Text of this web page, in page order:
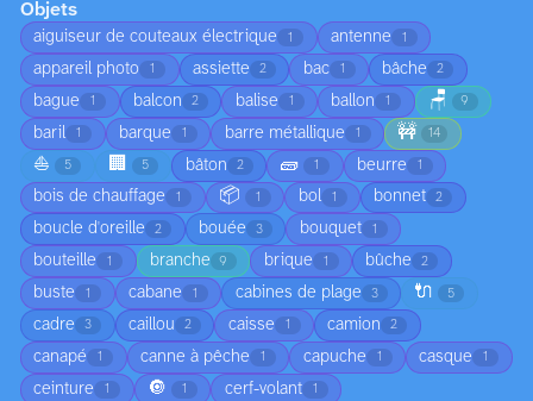
Objets
aiguiseur de couteaux électrique 1 antenne 1
appareil photo 1 assiette 2 bac 1 bâche 2
bague 1 balcon 2 balise 1 ballon 1 🪑 9
baril 1 barque 1 barre métallique 1 🚧 14
⛵ 5 🏢 5 bâton 2 🧱 1 beurre 1
bois de chauffage 1 📦 1 bol 1 bonnet 2
boucle d'oreille 2 bouée 3 bouquet 1
bouteille 1 branche 9 brique 1 bûche 2
buste 1 cabane 1 cabines de plage 3 🔌 5
cadre 3 caillou 2 caisse 1 camion 2
canapé 1 canne à pêche 1 capuche 1 casque 1
ceinture 1 🔘 1 cerf-volant 1